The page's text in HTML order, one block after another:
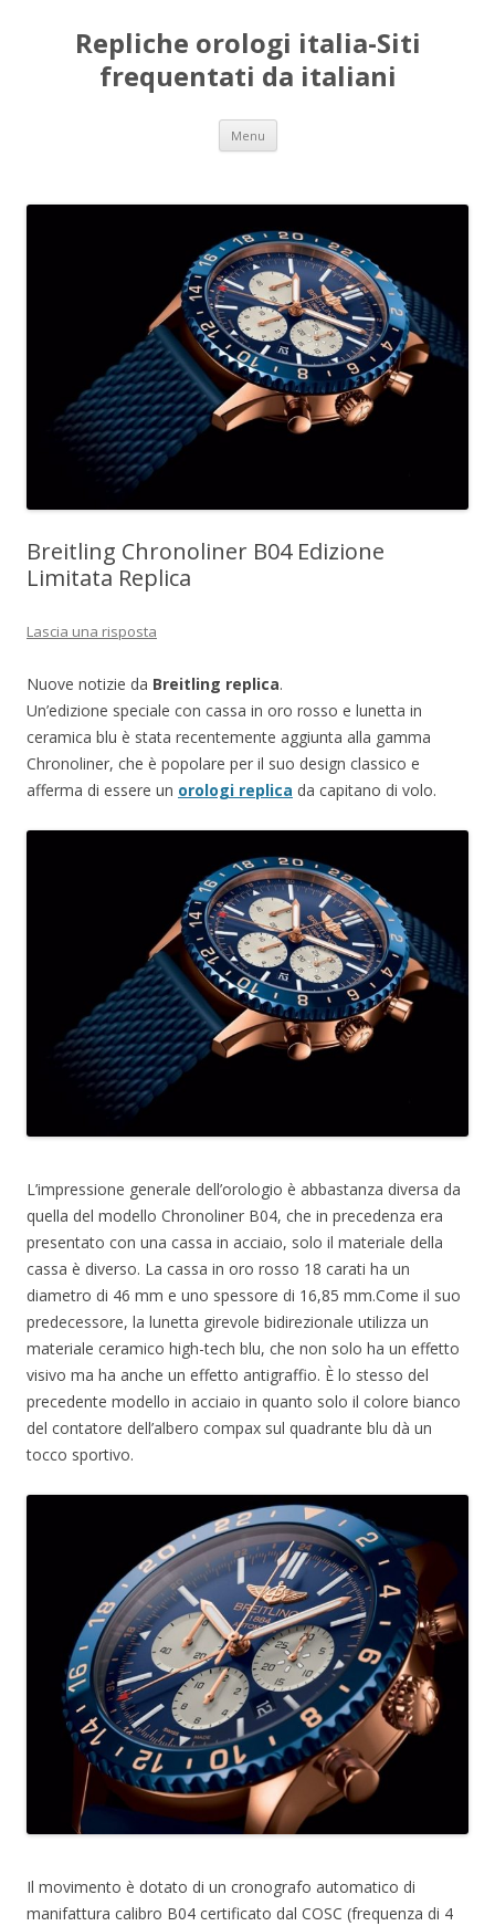
Repliche orologi italia-Siti
frequentati da italiani
Menu Vai
contenuto
Breitling Chronoliner B04 Edizione
Limitata Replica
Lascia una risposta
Nuove notizie da Breitling replica.
Un’edizione speciale con cassa in oro rosso e lunetta in
ceramica blu è stata recentemente aggiunta alla gamma
Chronoliner, che è popolare per il suo design classico e
afferma di essere un orologi replica da capitano di volo.
L’impressione generale dell’orologio è abbastanza diversa da
quella del modello Chronoliner B04, che in precedenza era
presentato con una cassa in acciaio, solo il materiale della
cassa è diverso. La cassa in oro rosso 18 carati ha un
diametro di 46 mm e uno spessore di 16,85 mm.Come il suo
predecessore, la lunetta girevole bidirezionale utilizza un
materiale ceramico high-tech blu, che non solo ha un effetto
visivo ma ha anche un effetto antigraffio. È lo stesso del
precedente modello in acciaio in quanto solo il colore bianco
del contatore dell’albero compax sul quadrante blu dà un
tocco sportivo.
Il movimento è dotato di un cronografo automatico di
manifattura calibro B04 certificato dal COSC (frequenza di 4